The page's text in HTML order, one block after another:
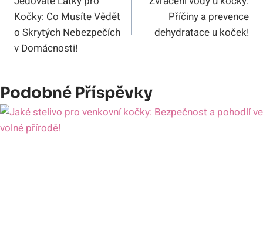
Pro
Příspěvek
Kočky: Co Musíte Vědět
o Skrytých Nebezpečích
v Domácnosti!
Příčiny a prevence
dehydratace u koček!
Podobné Příspěvky